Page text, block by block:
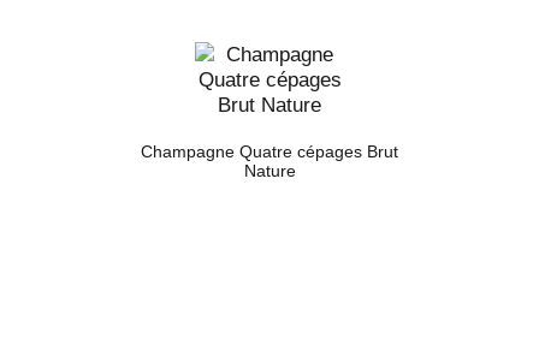
Champagne Quatre cépages Brut
Nature